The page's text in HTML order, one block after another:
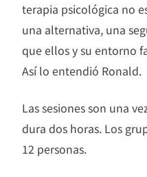
terapia psicológica no
una alternativa, una
que ellos y su entorno
Así lo entendió Ronald.
Las sesiones son una
dura dos horas. Los
12 personas.